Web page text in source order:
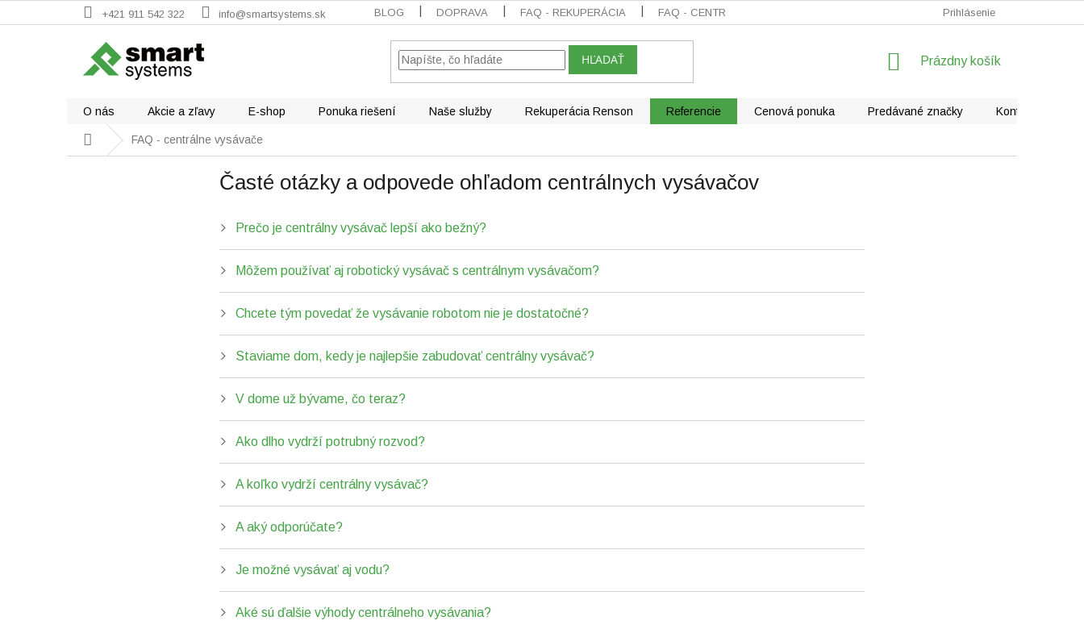
na
+421 911 542 322 info@smartsystems.sk BLOG DOPRAVA FAQ - REKUPERÁCIA FAQ - CENTRÁLNE VYSÁVAČE FAQ - KLIMATIZÁCIE REKLAMÁCIE
Prihlásenie
HĽADAŤ
NÁKUPNÝ
Prázdny košík
O nás Akcie a zľavy E-shop Ponuka riešení Naše služby Rekuperácia Renson Referencie Cenová ponuka Predávané značky Kontakty
DomovFAQ - centrálne vysávače
Časté otázky a odpovede ohľadom centrálnych vysávačov
Prečo je centrálny vysávač lepší ako bežný?
Môžem používať aj robotický vysávač s centrálnym vysávačom?
Chcete tým povedať že vysávanie robotom nie je dostatočné?
Staviame dom, kedy je najlepšie zabudovať centrálny vysávač?
V dome už bývame, čo teraz?
Ako dlho vydrží potrubný rozvod?
A koľko vydrží centrálny vysávač?
A aký odporúčate?
Je možné vysávať aj vodu?
Aké sú ďalšie výhody centrálneho vysávania?